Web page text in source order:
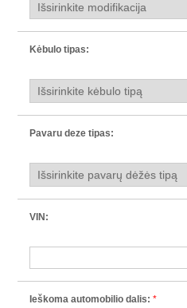
Kėbulo tipas:
Pavaru deze tipas:
VIN:
Ieškoma automobilio dalis: *